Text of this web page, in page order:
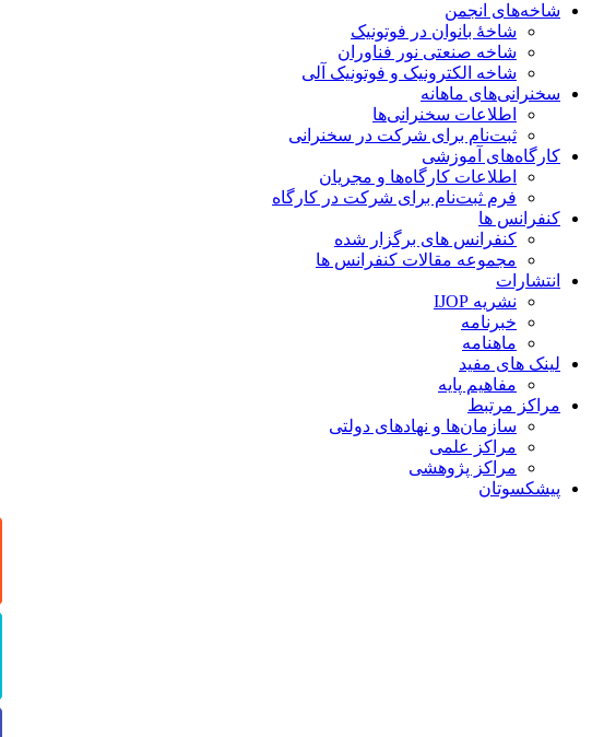
شاخه‌های انجمن
شاخۀ بانوان در فوتونیک
شاخه صنعتی نور فناوران
شاخه‌ الکترونیک و فوتونیک آلی
سخنرانی‌های ماهانه
اطلاعات سخنرانی‌‌ها
ثبت‌نام برای شرکت در سخنرانی
کارگاه‌های آموزشی
اطلاعات کارگاه‌ها و مجریان
فرم ثبت‌نام برای شرکت در کارگاه
کنفرانس ها
کنفرانس های برگزار شده
مجموعه مقالات کنفرانس ها
انتشارات
نشریه IJOP
خبرنامه
ماهنامه
لینک های مفید
مفاهیم پایه
مراکز مرتبط
سازمان‌ها و نهادهای دولتی
مراکز علمی
مراکز پژوهشی
پیشکسوتان